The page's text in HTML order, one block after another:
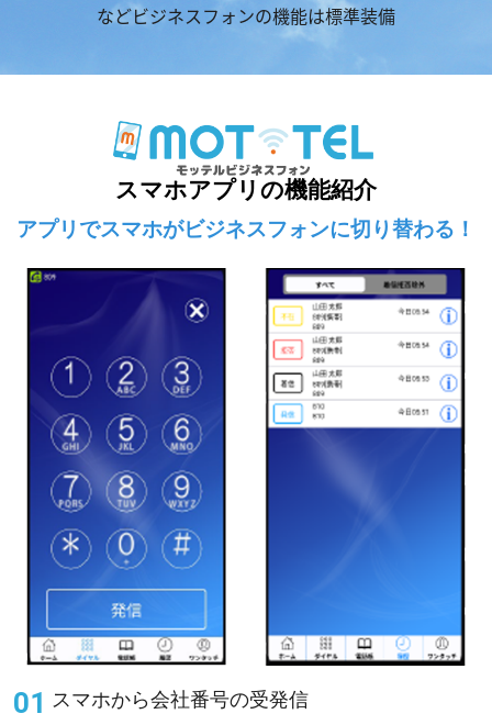
などビジネスフォンの機能は標準装備
スマホアプリの機能紹介
アプリでスマホがビジネスフォンに切り替わる！
スマホから会社番号の受発信